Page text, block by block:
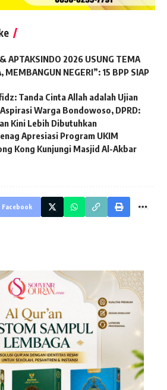
APTAKSINDO 2026 USUNG TEMA
MEMBANGUN NEGERI”: 15 BPP SIAP
Tanda Cinta Allah adalah Ujian
Warga Bondowoso, DPRD:
Kini Lebih Dibutuhkan
Apresiasi Program UKIM
Kong Kunjungi Masjid Al-Akbar
Facebook